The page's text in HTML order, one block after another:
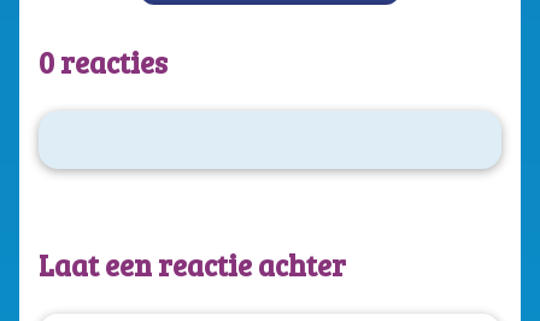
0 reacties
Laat een reactie achter